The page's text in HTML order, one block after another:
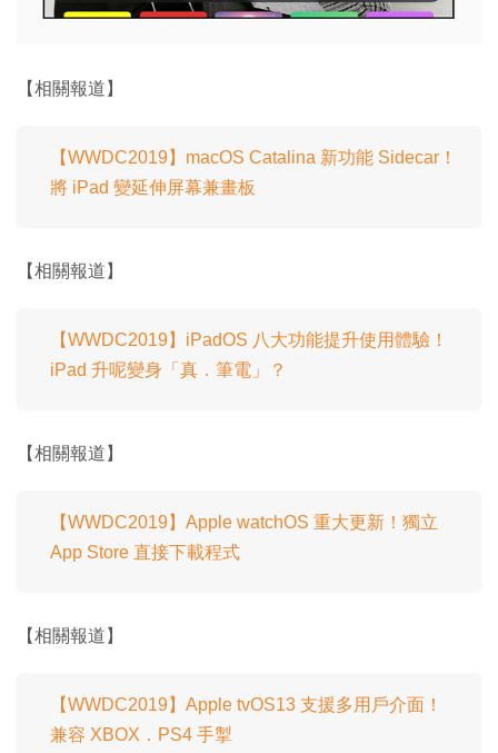
【相關報道】
【WWDC2019】macOS Catalina 新功能 Sidecar！
將 iPad 變延伸屏幕兼畫板
【相關報道】
【WWDC2019】iPadOS 八大功能提升使用體驗！
iPad 升呢變身「真．筆電」？
【相關報道】
【WWDC2019】Apple watchOS 重大更新！獨立
App Store 直接下載程式
【相關報道】
【WWDC2019】Apple tvOS13 支援多用戶介面！
兼容 XBOX．PS4 手掣